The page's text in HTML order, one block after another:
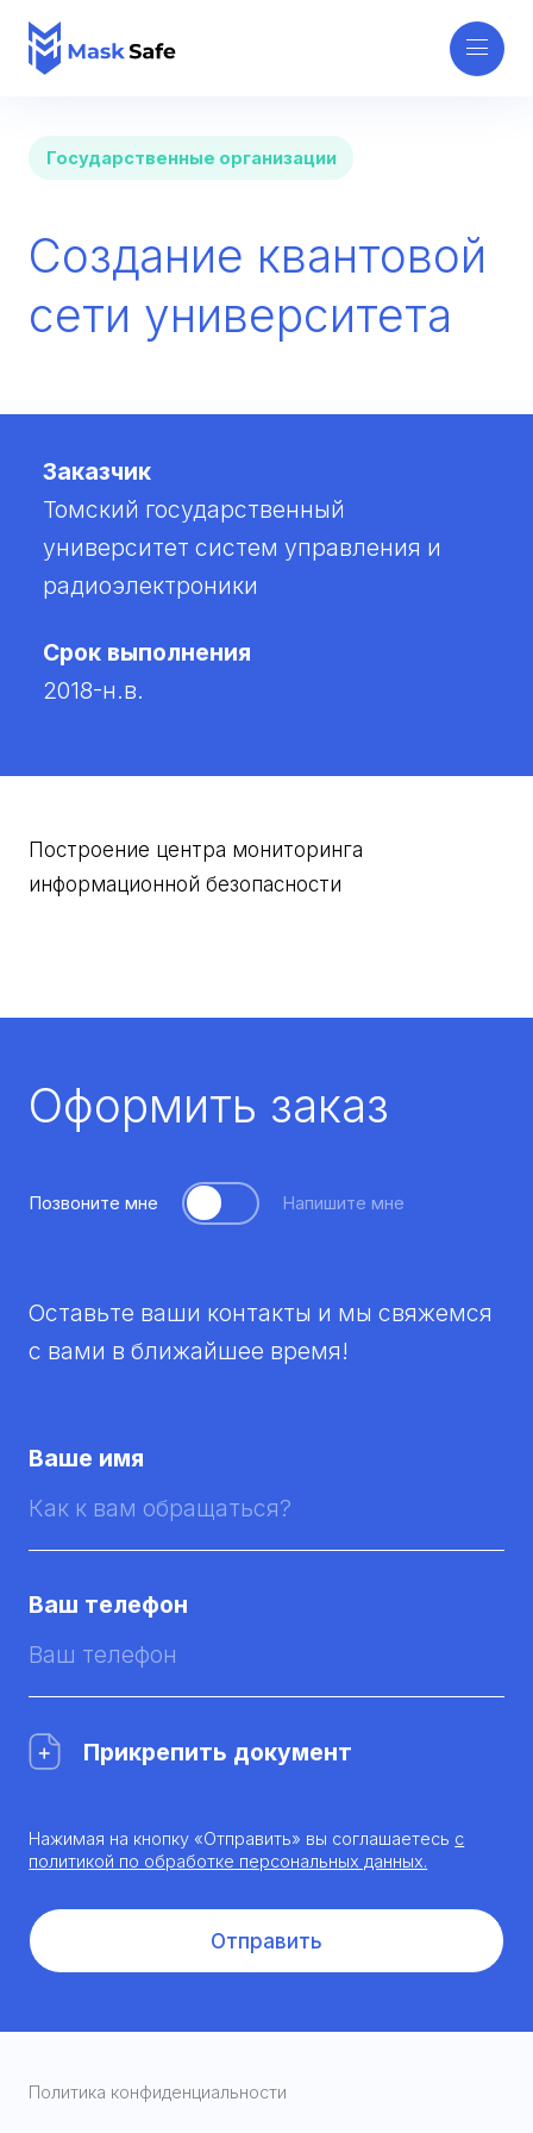
Государственные организации
Создание квантовой
сети университета
Заказчик
Томский государственный
университет систем управления и
радиоэлектроники
Срок выполнения
2018-н.в.
Построение центра мониторинга
информационной безопасности
Оформить заказ
Позвоните мне Напишите мне
Оставьте ваши контакты и мы свяжемся
с вами в ближайшее время!
Ваше имя
Ваш телефон
Прикрепить документ
Отправить
Нажимая на кнопку «Отправить» вы соглашаетесь с
политикой по обработке персональных данных.
Политика конфиденциальности